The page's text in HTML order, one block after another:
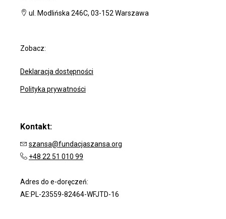
ul. Modlińska 246C, 03-152 Warszawa
Zobacz:
Deklaracja dostępności
Polityka prywatności
Kontakt:
szansa@fundacjaszansa.org
+48 22 51 010 99
Adres do e-doręczeń:
AE:PL-23559-82464-WFJTD-16